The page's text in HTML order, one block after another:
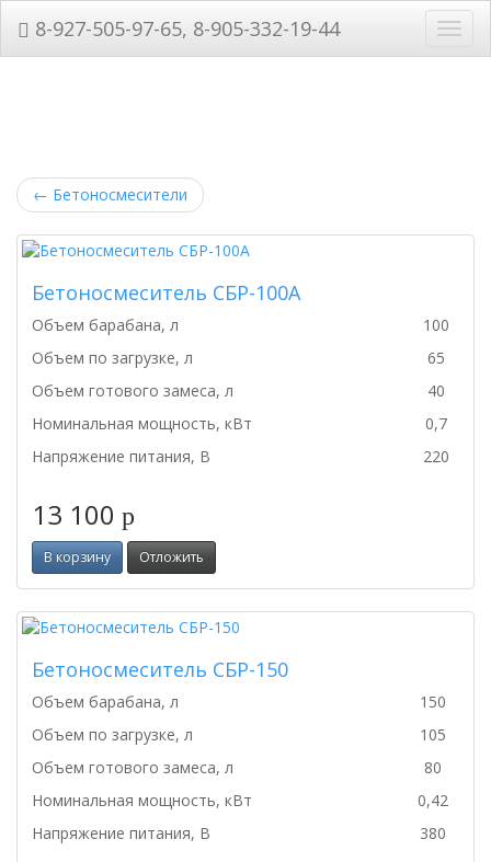
8-927-505-97-65, 8-905-332-19-44
← Бетоносмесители
Бетоносмеситель СБР-100А
Объем барабана, л
100
Объем по загрузке, л
65
Объем готового замеса, л
40
Номинальная мощность, кВт
0,7
Напряжение питания, В
220
13 100 p
В корзину Отложить
Бетоносмеситель СБР-150
Объем барабана, л
150
Объем по загрузке, л
105
Объем готового замеса, л
80
Номинальная мощность, кВт
0,42
Напряжение питания, В
380